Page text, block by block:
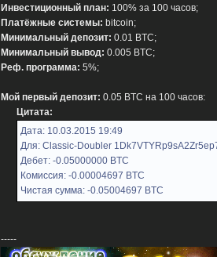
Инвестиционный план: 100% за 100 часов;
Платёжные системы: bitcoin;
Минимальный депозит: 0.01 BTC;
Минимальный вывод: 0.005 BTC;
Реф. программа: 5%;
Мой первый депозит: 0.05 BTC на 100 часов:
Цитата:
Дата: 10.03.2015 19:49
Для: Classic-Doubler
Дебет: -0.05000000 BTC
Комиссия: -0.00004697 BTC
Чистая сумма: -0.05004697 BTC
-----